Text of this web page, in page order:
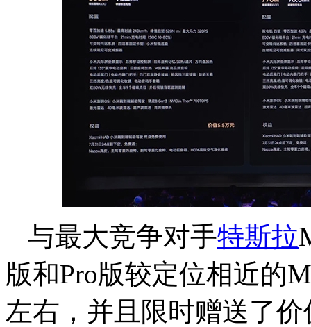
与最大竞争对手特斯拉
版和Pro版较定位相近的
左右，并且限时赠送了